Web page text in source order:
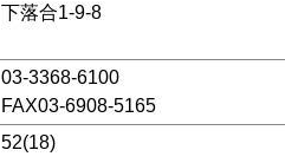
下落合1-9-8
03-3368-6100
FAX03-6908-5165
52(18)